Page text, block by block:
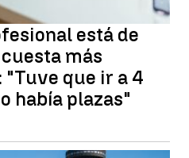
está de
más
que ir a 4
había plazas"